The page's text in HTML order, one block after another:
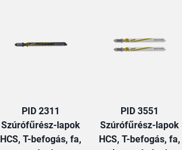
PID 2311
Szúrófűrész-lapok
HCS, T-befogás, fa,
PID 3551
Szúrófűrész-lapok
HCS, T-befogás, fa,